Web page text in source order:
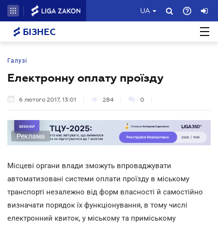
UA
БІЗНЕС
Галузі
Електронну оплату проїзду
6 лютого 2017, 13:01 284 0
Реклама
Місцеві органи влади зможуть впроваджувати
автоматизовані системи оплати проїзду в міському
транспорті незалежно від форм власності й самостійно
визначати порядок їх функціонування, в тому числі
електронний квиток, у міському та приміському